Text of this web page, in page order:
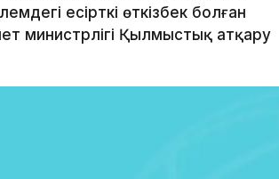
есірткі өткізбек болған
министрлігі Қылмыстық атқару